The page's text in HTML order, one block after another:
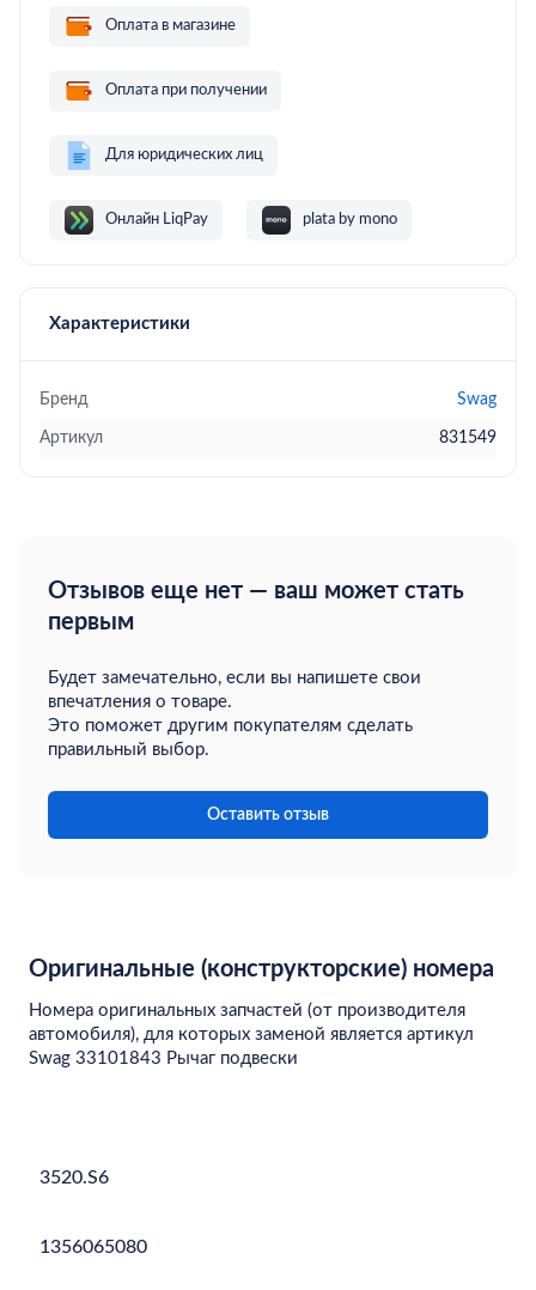
Оплата в магазине
Оплата при получении
Для юридических лиц
Онлайн LiqPay plata by mono
Характеристики
Бренд Swag
Артикул 831549
Отзывов еще нет — ваш может стать
первым
Будет замечательно, если вы напишете свои
впечатления о товаре.
Это поможет другим покупателям сделать
правильный выбор.
Оставить отзыв
Оригинальные (конструкторские) номера
Номера оригинальных запчастей (от производителя
автомобиля), для которых заменой является артикул
Swag 33101843 Рычаг подвески
3520.S6
1356065080